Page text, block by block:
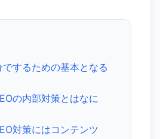
でするための基本となる
の内部対策とはなに
対策にはコンテンツ